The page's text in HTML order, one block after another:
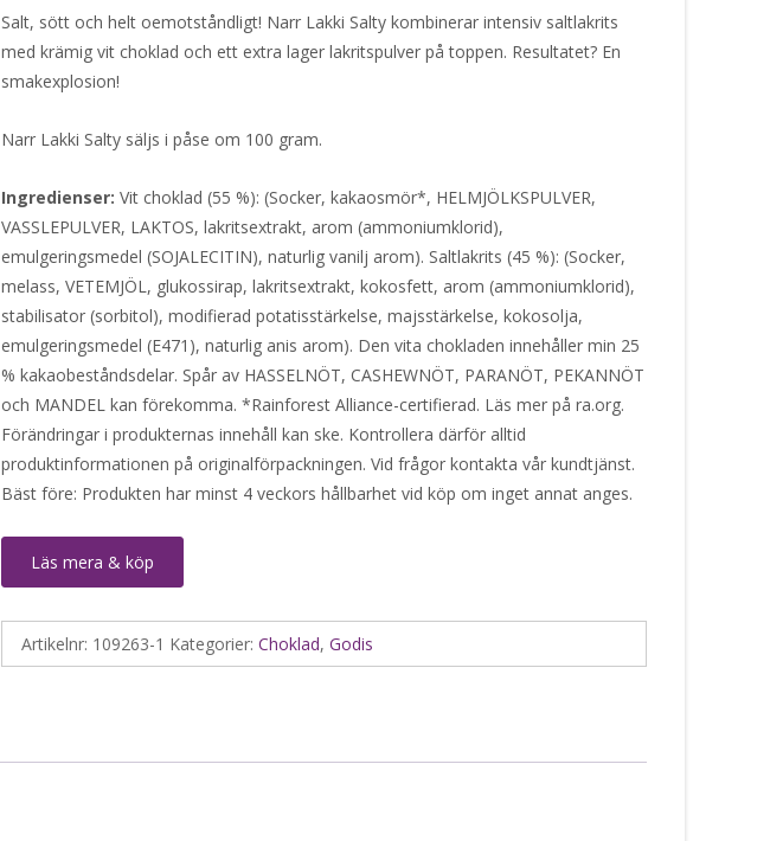
Salt, sött och helt oemotståndligt! Narr Lakki Salty kombinerar intensiv saltlakrits
med krämig vit choklad och ett extra lager lakritspulver på toppen. Resultatet? En
smakexplosion!
Narr Lakki Salty säljs i påse om 100 gram.
Ingredienser: Vit choklad (55 %): (Socker, kakaosmör*, HELMJÖLKSPULVER,
VASSLEPULVER, LAKTOS, lakritsextrakt, arom (ammoniumklorid),
emulgeringsmedel (SOJALECITIN), naturlig vanilj arom). Saltlakrits (45 %): (Socker,
melass, VETEMJÖL, glukossirap, lakritsextrakt, kokosfett, arom (ammoniumklorid),
stabilisator (sorbitol), modifierad potatisstärkelse, majsstärkelse, kokosolja,
emulgeringsmedel (E471), naturlig anis arom). Den vita chokladen innehåller min 25
% kakaobeståndsdelar. Spår av HASSELNÖT, CASHEWNÖT, PARANÖT, PEKANNÖT
och MANDEL kan förekomma. *Rainforest Alliance-certifierad. Läs mer på ra.org.
Förändringar i produkternas innehåll kan ske. Kontrollera därför alltid
produktinformationen på originalförpackningen. Vid frågor kontakta vår kundtjänst.
Bäst före: Produkten har minst 4 veckors hållbarhet vid köp om inget annat anges.
Läs mera & köp
Artikelnr: 109263-1 Kategorier: Choklad, Godis